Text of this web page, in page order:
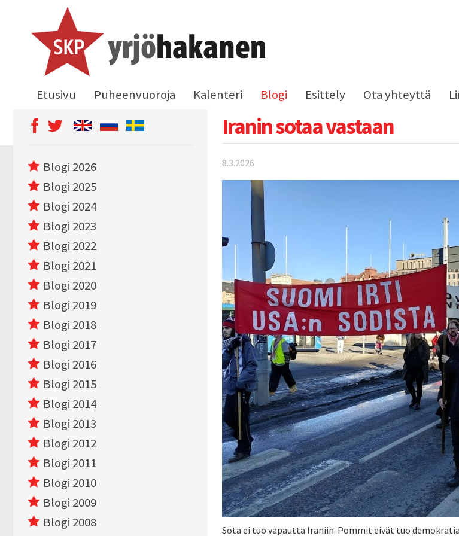
Etusivu Puheenvuoroja Kalenteri Blogi Esittely Ota yhteyttä
Iranin sotaa vastaan
8.3.2026
Sota ei tuo vapautta Iraniin. Pommit eivät tuo
Blogi 2026
Blogi 2025
Blogi 2024
Blogi 2023
Blogi 2022
Blogi 2021
Blogi 2020
Blogi 2019
Blogi 2018
Blogi 2017
Blogi 2016
Blogi 2015
Blogi 2014
Blogi 2013
Blogi 2012
Blogi 2011
Blogi 2010
Blogi 2009
Blogi 2008